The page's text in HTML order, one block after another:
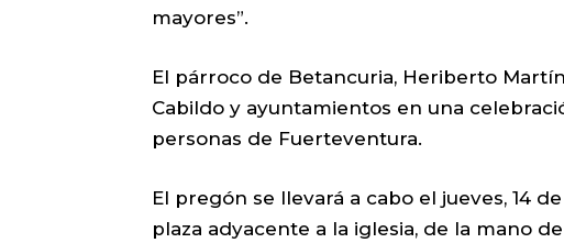
mayores”.
El párroco de Betancuria, Heriberto
Cabildo y ayuntamientos en una
personas de Fuerteventura.
El pregón se llevará a cabo el jueves, 14
plaza adyacente a la iglesia, de la mano